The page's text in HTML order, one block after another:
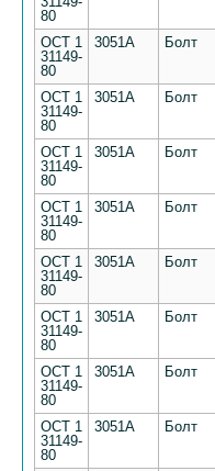
80
ОСТ 1
31149-
80
3051А Болт
ОСТ 1
31149-
80
3051А Болт
ОСТ 1
31149-
80
3051А Болт
ОСТ 1
31149-
80
3051А Болт
ОСТ 1
31149-
80
3051А Болт
ОСТ 1
31149-
80
3051А Болт
ОСТ 1
31149-
80
3051А Болт
ОСТ 1
31149-
80
3051А Болт